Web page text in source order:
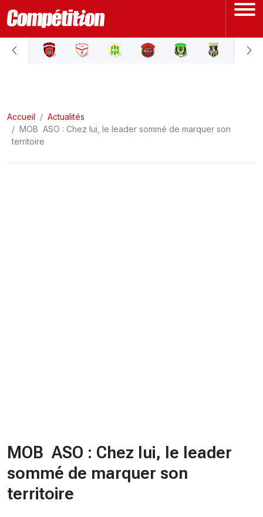
ACCUEIL
LIGUE 2
Accueil
Actualités
MOB  ASO : Chez lui, le leader sommé de marquer son
territoire
MOB  ASO : Chez lui, le leader
sommé de marquer son
territoire